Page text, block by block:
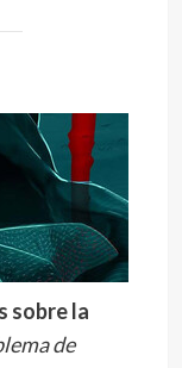
sobre la
de